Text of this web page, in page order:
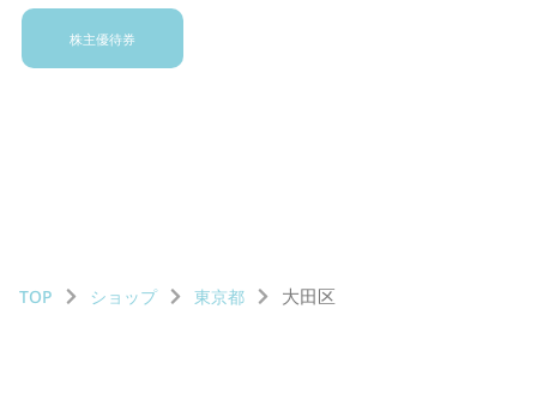
株主優待券
TOP ショップ 東京都 大田区